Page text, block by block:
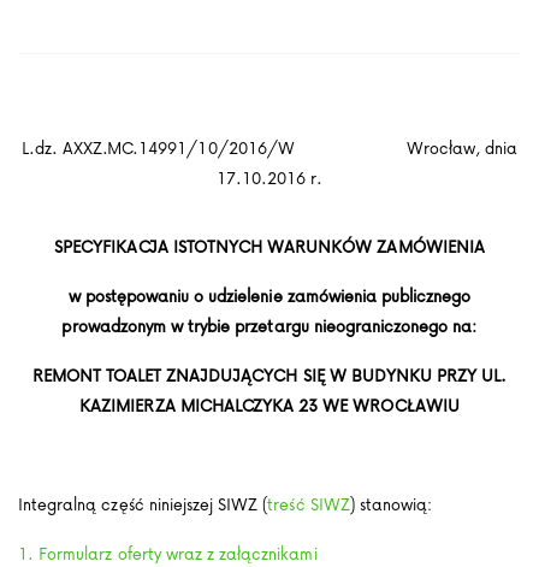
L.dz. AXXZ.MC.14991/10/2016/W Wrocław, dnia
17.10.2016 r.
SPECYFIKACJA ISTOTNYCH WARUNKÓW ZAMÓWIENIA
w postępowaniu o udzielenie zamówienia publicznego
prowadzonym w trybie przetargu nieograniczonego na:
REMONT TOALET ZNAJDUJĄCYCH SIĘW BUDYNKU PRZY UL.
KAZIMIERZA MICHALCZYKA 23 WE WROCŁAWIU
Integralną część niniejszej SIWZ (treść SIWZ) stanowią:
1. Formularz oferty wraz z załącznikami